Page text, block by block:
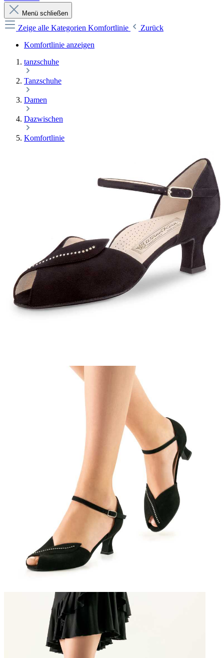
Menü schließen
Zeige alle Kategorien Komfortlinie
Zurück
Komfortlinie anzeigen
tanzschuhe
Tanzschuhe
Damen
Dazwischen
Komfortlinie